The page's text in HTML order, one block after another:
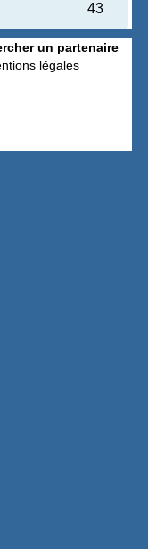
43
un partenaire
légales